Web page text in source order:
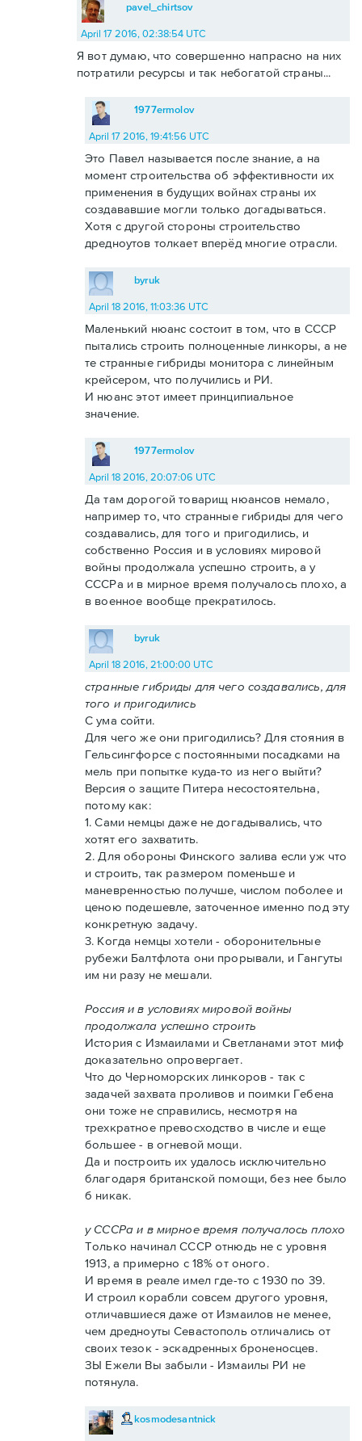
pavel_chirtsov
April 17 2016, 02:38:54 UTC
Я вот думаю, что совершенно напрасно на них
потратили ресурсы и так небогатой страны...
1977ermolov
April 17 2016, 19:41:56 UTC
Это Павел называется после знание, а на
момент строительства об эффективности их
применения в будущих войнах страны их
создававшие могли только догадываться.
Хотя с другой стороны строительство
дредноутов толкает вперёд многие отрасли.
byruk
April 18 2016, 11:03:36 UTC
Маленький нюанс состоит в том, что в СССР
пытались строить полноценные линкоры, а не
те странные гибриды монитора с линейным
крейсером, что получились и РИ.
И нюанс этот имеет принципиальное
значение.
1977ermolov
April 18 2016, 20:07:06 UTC
Да там дорогой товарищ нюансов немало,
например то, что странные гибриды для чего
создавались, для того и пригодились, и
собственно Россия и в условиях мировой
войны продолжала успешно строить, а у
СССРа и в мирное время получалось плохо, а
в военное вообще прекратилось.
byruk
April 18 2016, 21:00:00 UTC
странные гибриды для чего создавались, для
того и пригодились
С ума сойти.
Для чего же они пригодились? Для стояния в
Гельсингфорсе с постоянными посадками на
мель при попытке куда-то из него выйти?
Версия о защите Питера несостоятельна,
потому как:
1. Сами немцы даже не догадывались, что
хотят его захватить.
2. Для обороны Финского залива если уж что
и строить, так размером поменьше и
маневренностью получше, числом поболее и
ценою подешевле, заточенное именно под эту
конкретную задачу.
3. Когда немцы хотели - оборонительные
рубежи Балтфлота они прорывали, и Гангуты
им ни разу не мешали.
Россия и в условиях мировой войны
продолжала успешно строить
История с Измаилами и Светланами этот миф
доказательно опровергает.
Что до Черноморских линкоров - так с
задачей захвата проливов и поимки Гебена
они тоже не справились, несмотря на
трехкратное превосходство в числе и еще
большее - в огневой мощи.
Да и построить их удалось исключительно
благодаря британской помощи, без нее было
б никак.
у СССРа и в мирное время получалось плохо
Только начинал СССР отнюдь не с уровня
1913, а примерно с 18% от оного.
И время в реале имел где-то с 1930 по 39.
И строил корабли совсем другого уровня,
отличавшиеся даже от Измаилов не менее,
чем дредноуты Севастополь отличались от
своих тезок - эскадренных броненосцев.
ЗЫ Ежели Вы забыли - Измаилы РИ не
потянула.
kosmodesantnick